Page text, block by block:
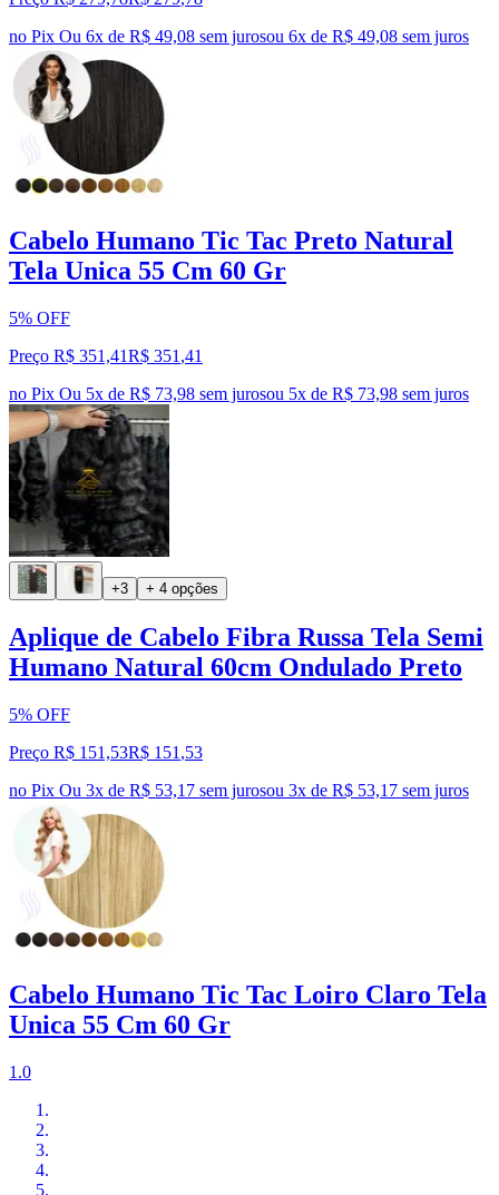
no Pix Ou 6x de R$ 49,08 sem jurosou 6x de R$ 49,08 sem juros
Cabelo Humano Tic Tac Preto Natural
Tela Unica 55 Cm 60 Gr
5% OFF
Preço R$ 351,41R$ 351 ,41
no Pix Ou 5x de R$ 73,98 sem jurosou 5x de R$ 73,98 sem juros
+3 + 4 opções
Aplique de Cabelo Fibra Russa Tela Semi
Humano Natural 60cm Ondulado Preto
5% OFF
Preço R$ 151,53R$ 151 ,53
no Pix Ou 3x de R$ 53,17 sem jurosou 3x de R$ 53,17 sem juros
Cabelo Humano Tic Tac Loiro Claro Tela
Unica 55 Cm 60 Gr
1.0